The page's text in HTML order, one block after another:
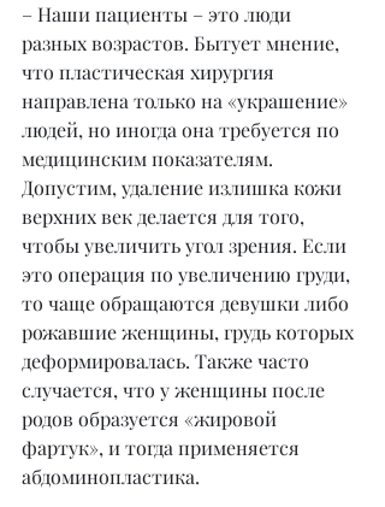
– Наши пациенты – это люди
разных возрастов. Бытует мнение,
что пластическая хирургия
направлена только на «украшение»
людей, но иногда она требуется по
медицинским показателям.
Допустим, удаление излишка кожи
верхних век делается для того,
чтобы увеличить угол зрения. Если
это операция по увеличению груди,
то чаще обращаются девушки либо
рожавшие женщины, грудь которых
деформировалась. Также часто
случается, что у женщины после
родов образуется «жировой
фартук», и тогда применяется
абдоминопластика.